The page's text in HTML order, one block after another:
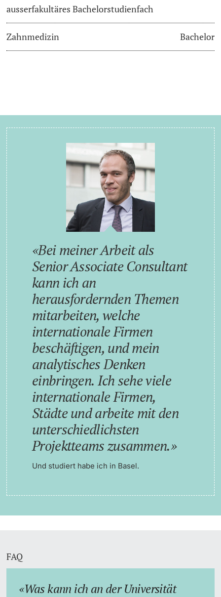
ausserfakultäres Bachelorstudienfach
Zahnmedizin Bachelor
Bei meiner Arbeit als
Senior Associate Consultant
kann ich an
herausfordernden Themen
mitarbeiten, welche
internationale Firmen
beschäftigen, und mein
analytisches Denken
einbringen. Ich sehe viele
internationale Firmen,
Städte und arbeite mit den
unterschiedlichsten
Projektteams zusammen.
Und studiert habe ich in Basel.
FAQ
Was kann ich an der Universität